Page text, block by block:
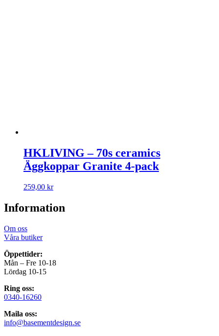
HKLIVING – 70s ceramics
Äggkoppar Granite 4-pack
259,00 kr
Information
Om oss
Våra butiker
Öppettider:
Mån – Fre 10-18
Lördag 10-15
Ring oss:
0340-16260
Maila oss:
info@basementdesign.se